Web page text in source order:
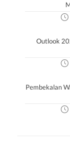
Outlook
Pembekalan